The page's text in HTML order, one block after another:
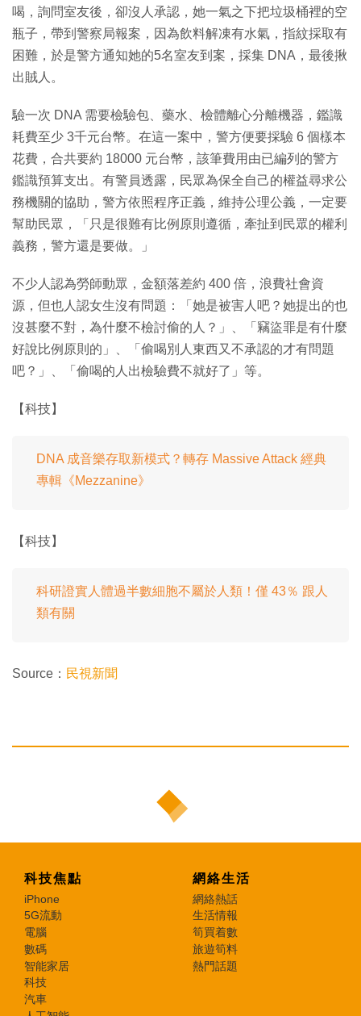
喝，詢問室友後，卻沒人承認，她一氣之下把垃圾桶裡的空
瓶子，帶到警察局報案，因為飲料解凍有水氣，指紋採取有
困難，於是警方通知她的5名室友到案，採集 DNA，最後揪
出賊人。
驗一次 DNA 需要檢驗包、藥水、檢體離心分離機器，鑑識
耗費至少 3千元台幣。在這一案中，警方便要採驗 6 個樣本
花費，合共要約 18000 元台幣，該筆費用由已編列的警方
鑑識預算支出。有警員透露，民眾為保全自己的權益尋求公
務機關的協助，警方依照程序正義，維持公理公義，一定要
幫助民眾，「只是很難有比例原則遵循，牽扯到民眾的權利
義務，警方還是要做。」
不少人認為勞師動眾，金額落差約 400 倍，浪費社會資
源，但也人認女生沒有問題：「她是被害人吧？她提出的也
沒甚麼不對，為什麼不檢討偷的人？」、「竊盜罪是有什麼
好說比例原則的」、「偷喝別人東西又不承認的才有問題
吧？」、「偷喝的人出檢驗費不就好了」等。
【科技】
DNA 成音樂存取新模式？轉存 Massive Attack 經典
專輯《Mezzanine》
【科技】
科研證實人體過半數細胞不屬於人類！僅 43％ 跟人
類有關
Source： 民視新聞
科技焦點
iPhone
5G流動
電腦
數碼
智能家居
科技
汽車
網絡生活
網絡熱話
生活情報
筍買着數
旅遊筍料
熱門話題